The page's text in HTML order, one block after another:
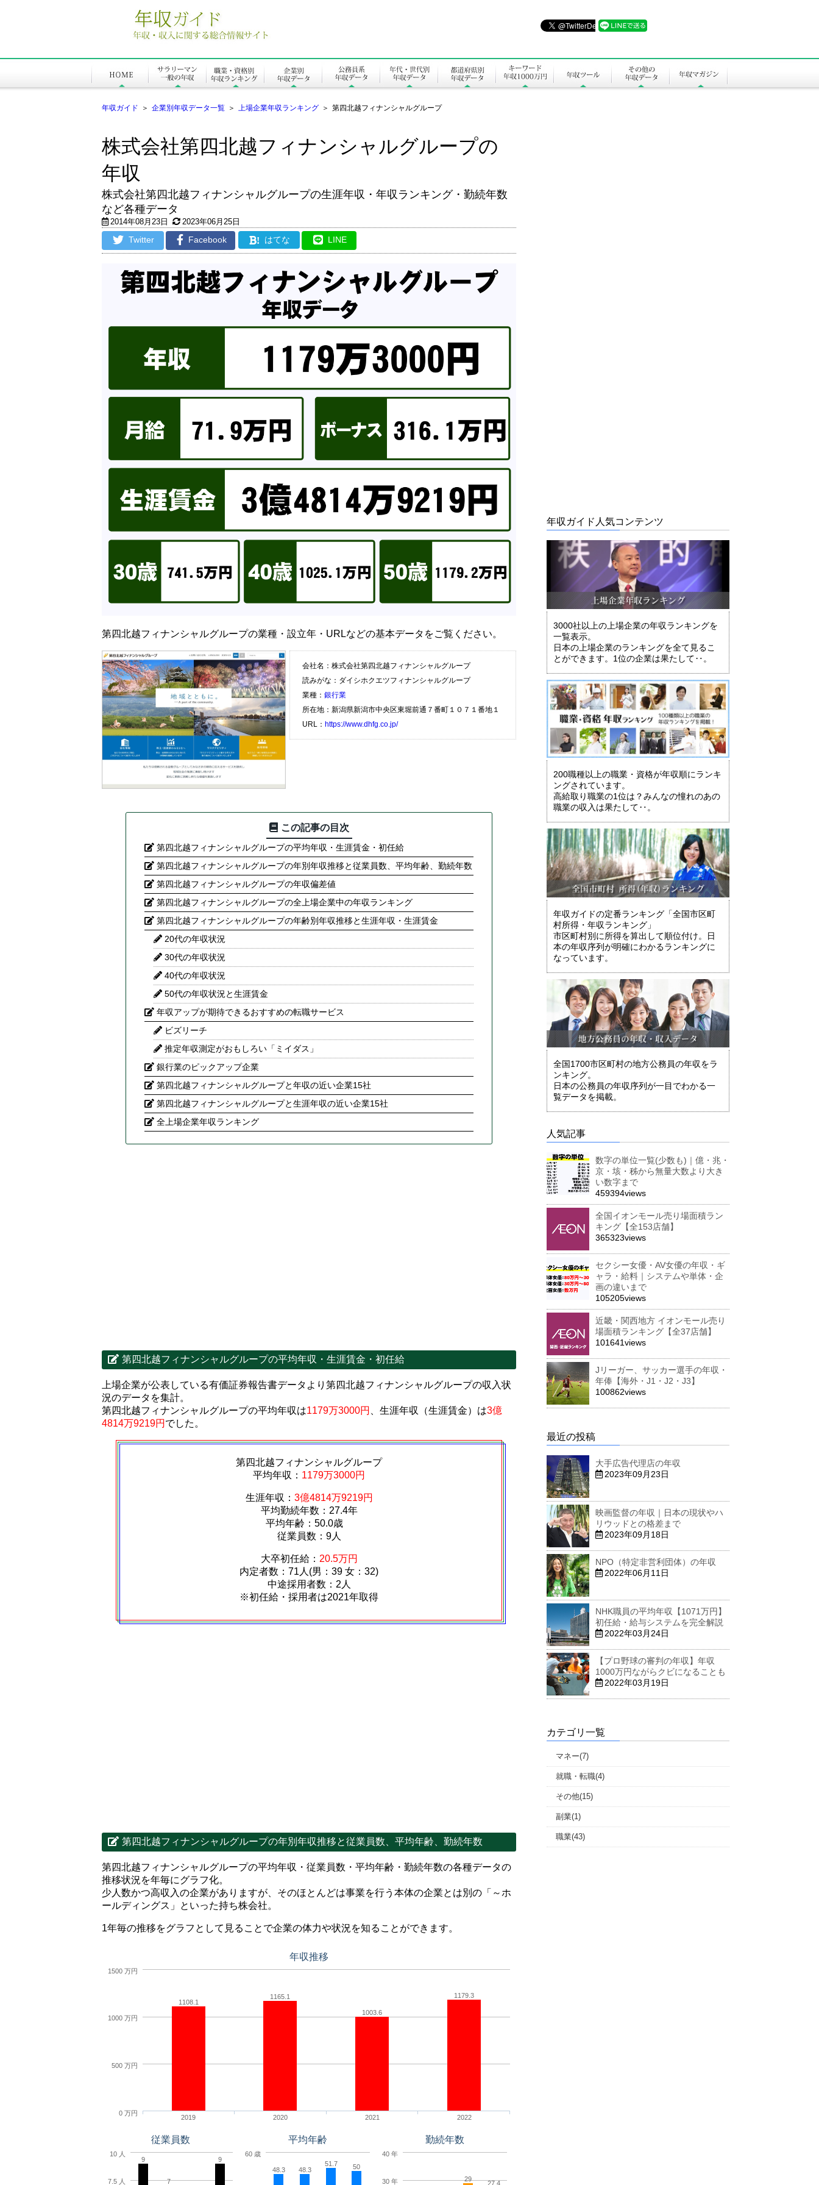
年収ガイド ＞ 企業別年収データ一覧 ＞ 上場企業年収ランキング ＞ 第四北越フィナンシャルグループ
株式会社第四北越フィナンシャルグループの
年収
株式会社第四北越フィナンシャルグループの生涯年収・年収ランキング・勤続年数
など各種データ
2014年08月23日 2023年06月25日
Twitter Facebook ! はてな LINE
第四北越フィナンシャルグループの業種・設立年・URLなどの基本データをご覧ください。
会社名：株式会社第四北越フィナンシャルグループ
読みがな：ダイシホクエツフィナンシャルグループ
業種： 銀行業
所在地：新潟県新潟市中央区東堀前通７番町１０７１番地１
URL： https://www.dhfg.co.jp/
この記事の目次
第四北越フィナンシャルグループの平均年収・生涯賃金・初任給
第四北越フィナンシャルグループの年別年収推移と従業員数、平均年齢、勤続年数
第四北越フィナンシャルグループの年収偏差値
第四北越フィナンシャルグループの全上場企業中の年収ランキング
第四北越フィナンシャルグループの年齢別年収推移と生涯年収・生涯賃金
20代の年収状況
30代の年収状況
40代の年収状況
50代の年収状況と生涯賃金
年収アップが期待できるおすすめの転職サービス
ビズリーチ
推定年収測定がおもしろい「ミイダス」
銀行業のピックアップ企業
第四北越フィナンシャルグループと年収の近い企業15社
第四北越フィナンシャルグループと生涯年収の近い企業15社
全上場企業年収ランキング
第四北越フィナンシャルグループの平均年収・生涯賃金・初任給
上場企業が公表している有価証券報告書データより第四北越フィナンシャルグループの収入状
況のデータを集計。
第四北越フィナンシャルグループの平均年収は1179万3000円 、生涯年収（生涯賃金）は3億
4814万9219円 でした。
第四北越フィナンシャルグループ
平均年収： 1179万3000円
生涯年収： 3億4814万9219円
平均勤続年数：27.4年
平均年齢：50.0歳
従業員数：9人
大卒初任給： 20.5万円
内定者数：71人(男：39 女：32)
中途採用者数：2人
※初任給・採用者は2021年取得
第四北越フィナンシャルグループの年別年収推移と従業員数、平均年齢、勤続年数
第四北越フィナンシャルグループの平均年収・従業員数・平均年齢・勤続年数の各種データの
推移状況を年毎にグラフ化。
少人数かつ高収入の企業がありますが、そのほとんどは事業を行う本体の企業とは別の「～ホ
ールディングス」といった持ち株会社。
1年毎の推移をグラフとして見ることで企業の体力や状況を知ることができます。
年収推移
1108.1
1165.1
1003.6
1179.3
2019 2020 2021 2022
0 万円
500 万円
1000 万円
1500 万円
従業員数
9
7
9
7.5 人
10 人
平均年齢
48.3 48.3
51.7 50
60 歳
勤続年数
29
27.4
30 年
40 年
年収ガイド人気コンテンツ
3000社以上の上場企業の年収ランキングを
一覧表示。
日本の上場企業のランキングを全て見るこ
とができます。1位の企業は果たして‥。
200職種以上の職業・資格が年収順にランキ
ングされています。
高給取り職業の1位は？みんなの憧れのあの
職業の収入は果たして‥。
年収ガイドの定番ランキング「全国市区町
村所得・年収ランキング」
市区町村別に所得を算出して順位付け。日
本の年収序列が明確にわかるランキングに
なっています。
全国1700市区町村の地方公務員の年収をラ
ンキング。
日本の公務員の年収序列が一目でわかる一
覧データを掲載。
人気記事
数字の単位一覧(少数も)｜億・兆・
京・垓・秭から無量大数より大き
い数字まで
459394views
全国イオンモール売り場面積ラン
キング【全153店舗】
365323views
セクシー女優・AV女優の年収・ギ
ャラ・給料｜システムや単体・企
画の違いまで
105205views
近畿・関西地方 イオンモール売り
場面積ランキング【全37店舗】
101641views
Jリーガー、サッカー選手の年収・
年俸【海外・J1・J2・J3】
100862views
最近の投稿
大手広告代理店の年収
2023年09月23日
映画監督の年収｜日本の現状やハ
リウッドとの格差まで
2023年09月18日
NPO（特定非営利団体）の年収
2022年06月11日
NHK職員の平均年収【1071万円】
初任給・給与システムを完全解説
2022年03月24日
【プロ野球の審判の年収】年収
1000万円ながらクビになることも
2022年03月19日
カテゴリ一覧
マネー(7)
就職・転職(4)
その他(15)
副業(1)
職業(43)